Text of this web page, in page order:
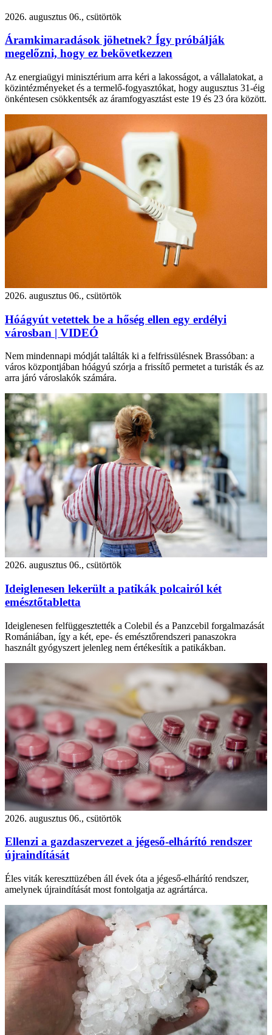
2026. augusztus 06., csütörtök
Áramkimaradások jöhetnek? Így próbálják
megelőzni, hogy ez bekövetkezzen
Az energiaügyi minisztérium arra kéri a lakosságot, a vállalatokat, a
közintézményeket és a termelő-fogyasztókat, hogy augusztus 31-éig
önkéntesen csökkentsék az áramfogyasztást este 19 és 23 óra között.
2026. augusztus 06., csütörtök
Hóágyút vetettek be a hőség ellen egy erdélyi
városban | VIDEÓ
Nem mindennapi módját találták ki a felfrissülésnek Brassóban: a
város központjában hóágyú szórja a frissítő permetet a turisták és az
arra járó városlakók számára.
2026. augusztus 06., csütörtök
Ideiglenesen lekerült a patikák polcairól két
emésztőtabletta
Ideiglenesen felfüggesztették a Colebil és a Panzcebil forgalmazását
Romániában, így a két, epe- és emésztőrendszeri panaszokra
használt gyógyszert jelenleg nem értékesítik a patikákban.
2026. augusztus 06., csütörtök
Ellenzi a gazdaszervezet a jégeső-elhárító rendszer
újraindítását
Éles viták kereszttüzében áll évek óta a jégeső-elhárító rendszer,
amelynek újraindítását most fontolgatja az agrártárca.